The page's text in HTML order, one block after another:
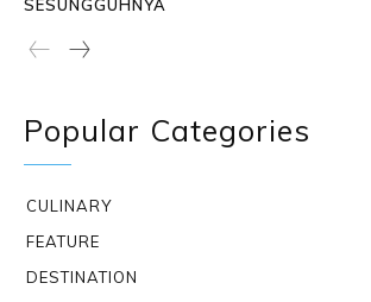
SESUNGGUHNYA
Popular Categories
CULINARY
FEATURE
DESTINATION